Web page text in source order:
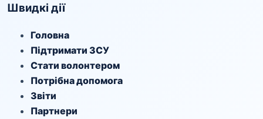
Швидкі дії
Головна
Підтримати ЗСУ
Стати волонтером
Потрібна допомога
Звіти
Партнери